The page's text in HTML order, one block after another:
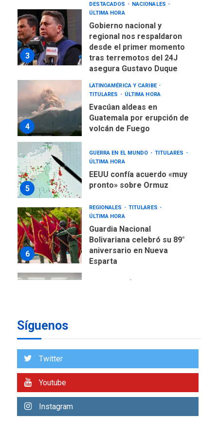
3
DESTACADOS
NACIONALES
ÚLTIMA HORA
Gobierno nacional y
regional nos respaldaron
desde el primer momento
tras terremotos del 24J
asegura Gustavo Duque
4
LATINOAMÉRICA Y CARIBE
TITULARES
ÚLTIMA HORA
Evacúan aldeas en
Guatemala por erupción de
volcán de Fuego
5
GUERRA EN EL MUNDO
TITULARES
ÚLTIMA HORA
EEUU confía acuerdo «muy
pronto» sobre Ormuz
6
REGIONALES
TITULARES
ÚLTIMA HORA
Guardia Nacional
Bolivariana celebró su 89°
aniversario en Nueva
Esparta
7
1
Mariño respalda a Cámara
de Ley de Puerto Libre
ÚLTIMA HORA
Síguenos
Twitter
Youtube
Instagram